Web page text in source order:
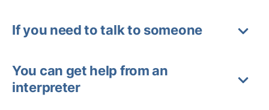
If you need to talk to someone
You can get help from an
interpreter